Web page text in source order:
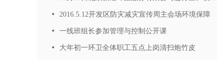
넷 2016.5.12开发区防灾减灾宣传周主会场环境保障
넷 一线班组长参加管理与控制公开课
넷 大年初一环卫全体职工五点上岗清扫炮竹皮